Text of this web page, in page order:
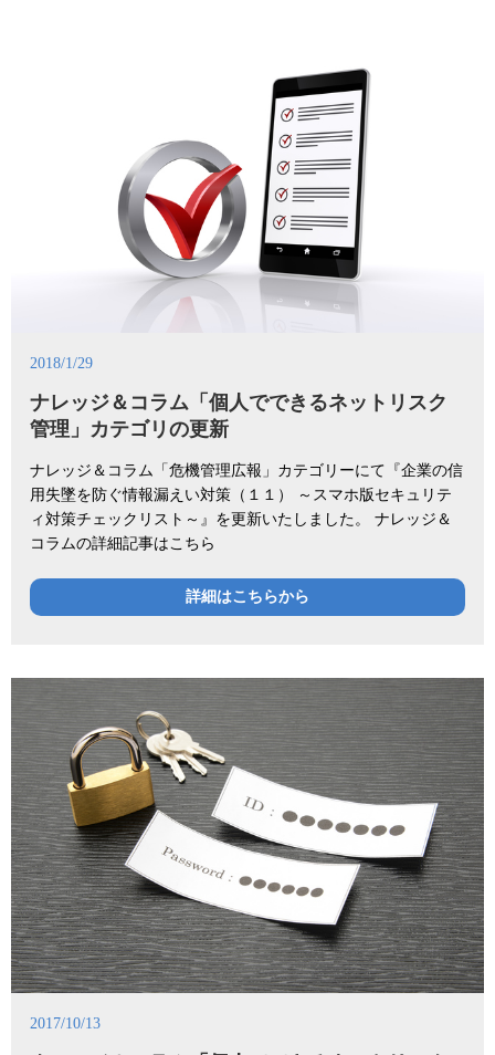
2018/1/29
ナレッジ＆コラム「個人でできるネットリスク
管理」カテゴリの更新
ナレッジ＆コラム「危機管理広報」カテゴリーにて『企業の信
用失墜を防ぐ情報漏えい対策（１１） ～スマホ版セキュリテ
ィ対策チェックリスト～』を更新いたしました。 ナレッジ＆
コラムの詳細記事はこちら
詳細はこちらから
2017/10/13